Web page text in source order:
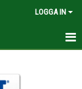
LOGGA IN